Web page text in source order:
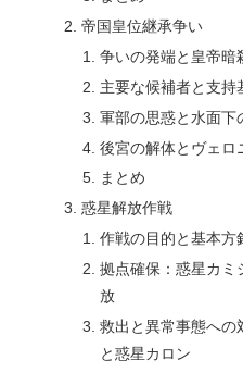
帝国皇位継承争い
争いの発端と皇帝暗
主要な候補者と支持
軍部の思惑と水面下
後宮の解体とヴェロ
まとめ
惑星解放作戦
作戦の目的と基本方
拠点確保：惑星カミ
放
救出と異常事態への
と惑星カロン